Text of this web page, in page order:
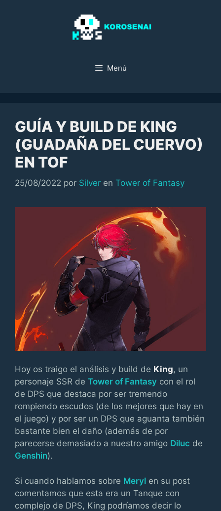
Menú
GUÍA Y BUILD DE KING
(GUADAÑA DEL CUERVO)
EN TOF
25/08/2022 por Silver en Categorías
Tower of Fantasy
Hoy os traigo el análisis y build de King, un
personaje SSR de Tower of Fantasy con el rol
de DPS que destaca por ser tremendo
rompiendo escudos (de los mejores que hay en
el juego) y por ser un DPS que aguanta también
bastante bien el daño (además de por
parecerse demasiado a nuestro amigo Diluc de
Genshin).
Si cuando hablamos sobre Meryl en su post
comentamos que esta era un Tanque con
complejo de DPS, King podríamos decir lo